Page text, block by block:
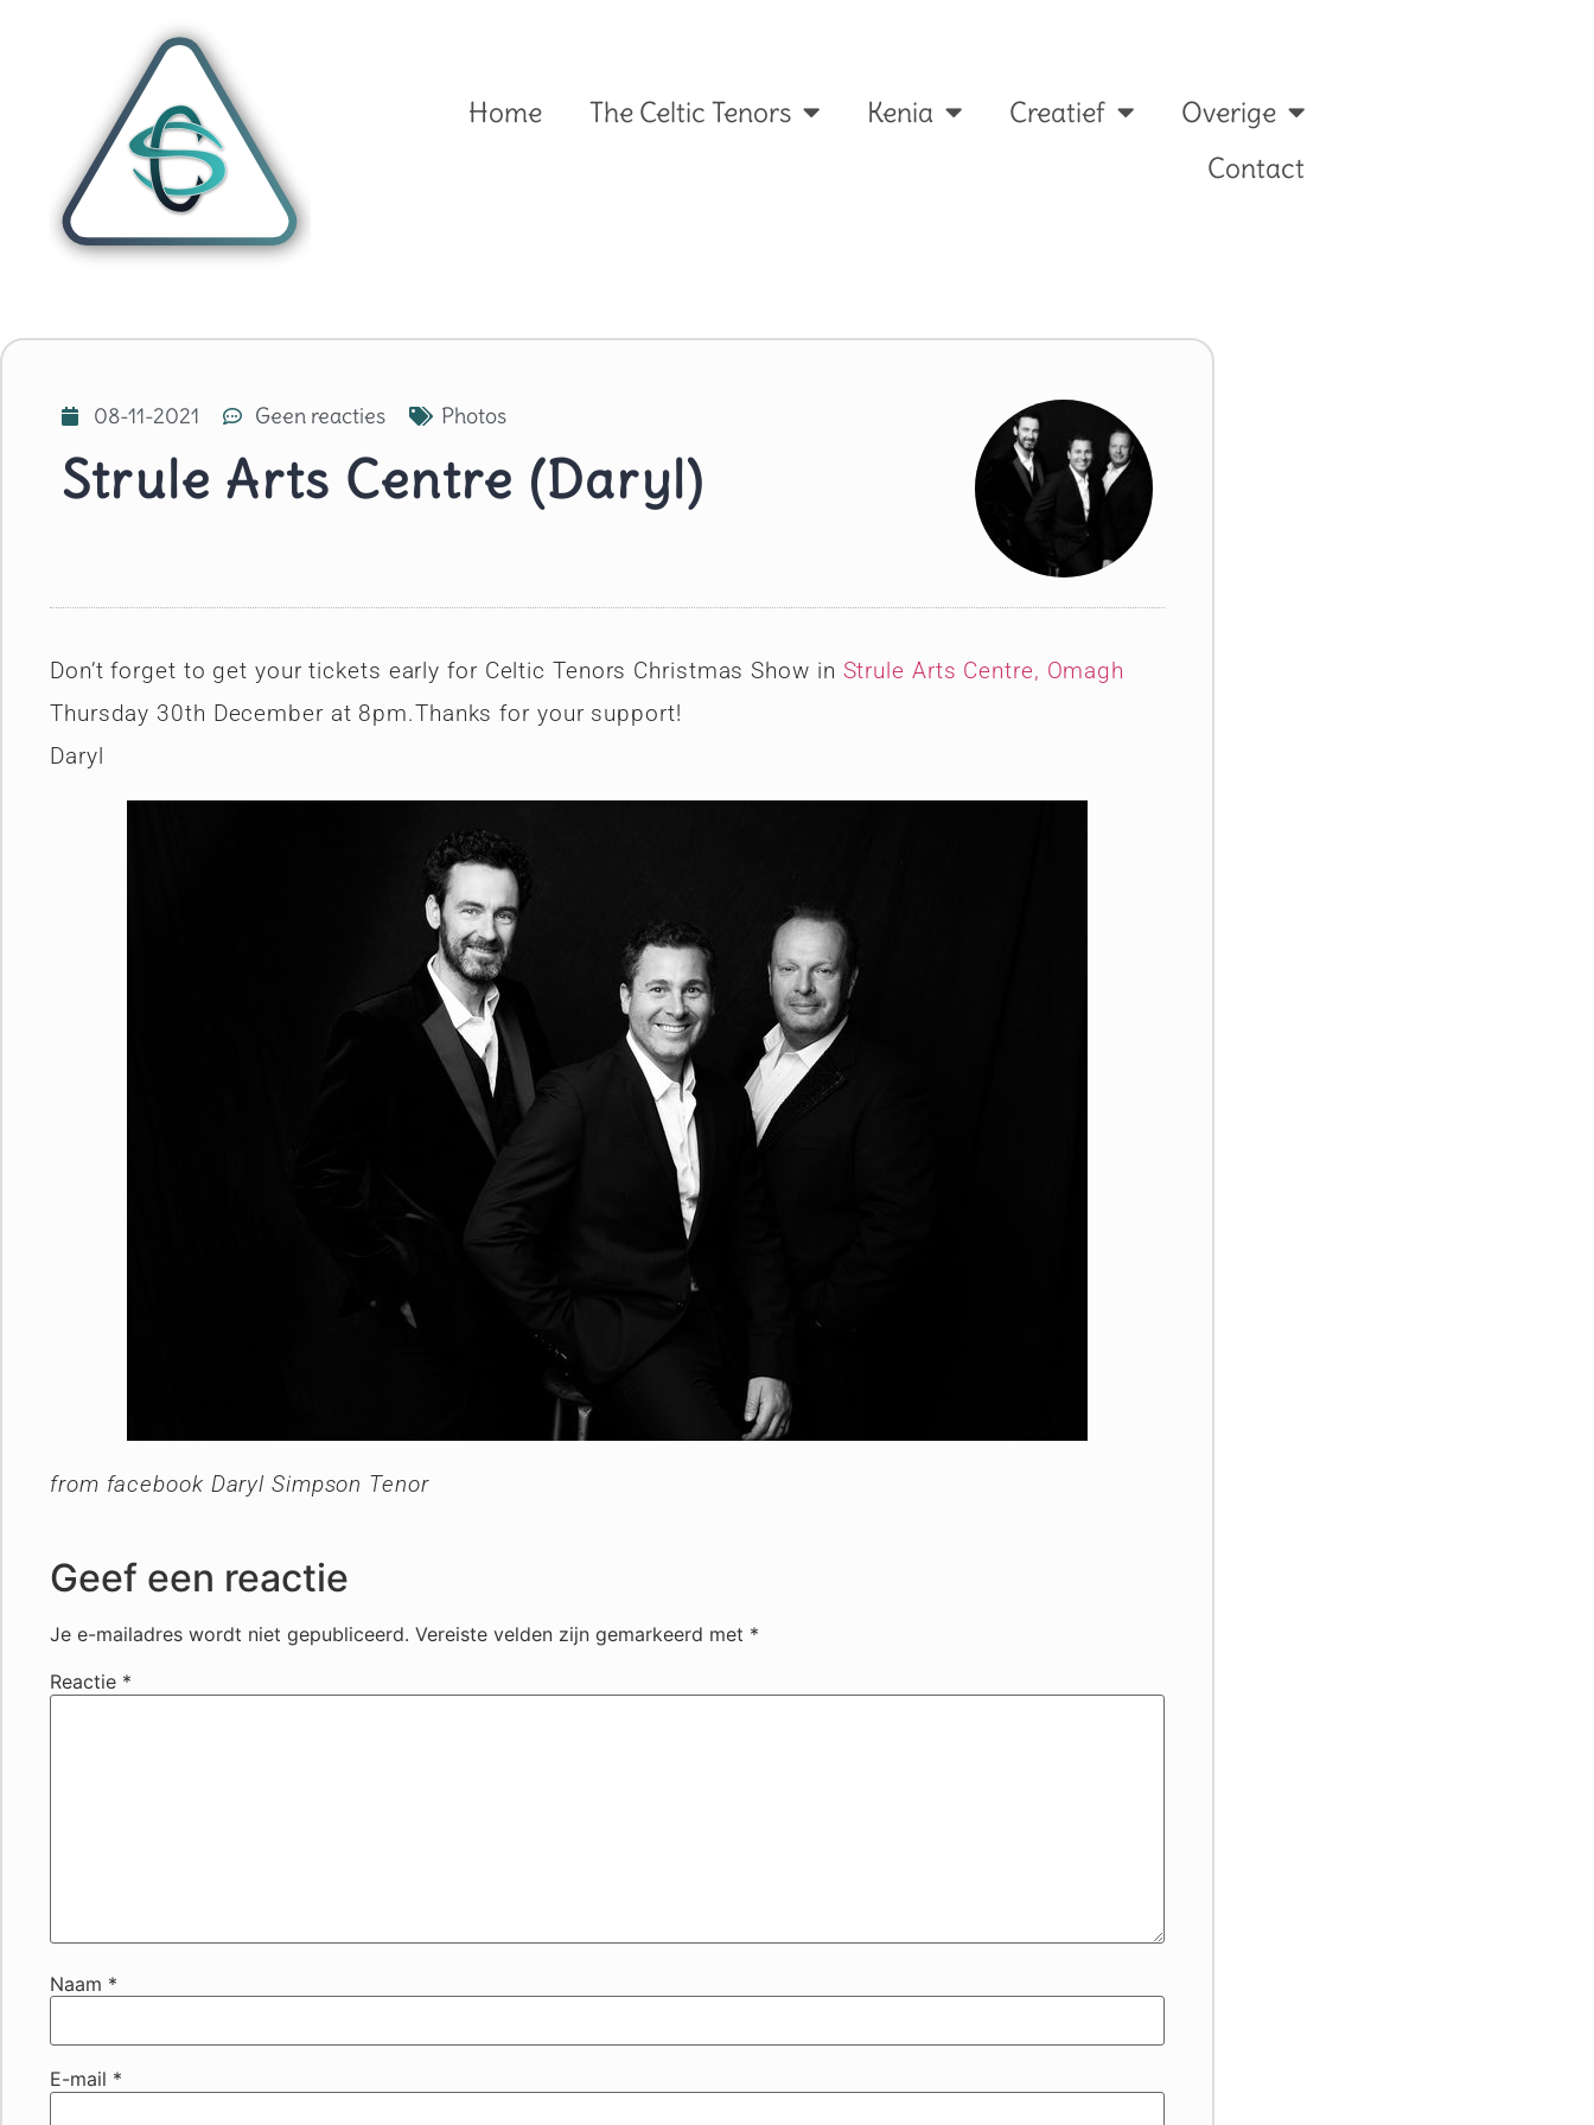
Home The Celtic Tenors Kenia Creatief
Overige
Contact
08-11-2021 Geen reacties Photos
Strule Arts Centre (Daryl)
Don’t forget to get your tickets early for Celtic Tenors Christmas Show in Strule Arts Centre, Omagh
Thursday 30th December at 8pm.Thanks for your support!
Daryl
from facebook Daryl Simpson Tenor
Geef een reactie
Je e-mailadres wordt niet gepubliceerd. Vereiste velden zijn gemarkeerd met *
Reactie *
Naam *
E-mail *